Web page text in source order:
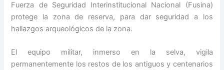
Fuerza de Seguridad Interinstitucional Nacional (Fusina)
protege la zona de reserva, para dar seguridad a los
hallazgos arqueológicos de la zona.
El equipo militar, inmerso en la selva, vigila
permanentemente los restos de los antiguos y centenarios